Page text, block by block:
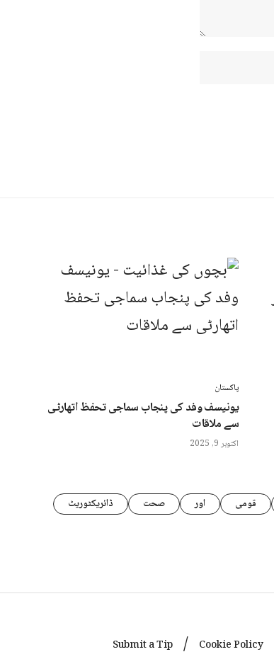
پاکستان
یونیسف وفد کی پنجاب سماجی تحفظ اتھارٹی
سے ملاقات
اکتوبر 9, 2025
قومی اور صحت
ڈائریکٹوریٹ
Cookie Policy
Submit a Tip